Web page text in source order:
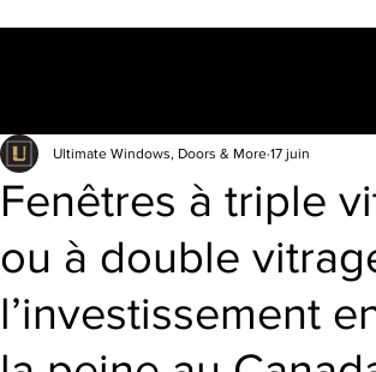
Fenêtres à triple
ou à double
l’investissement
Ultimate Windows, Doors & More 17 juin